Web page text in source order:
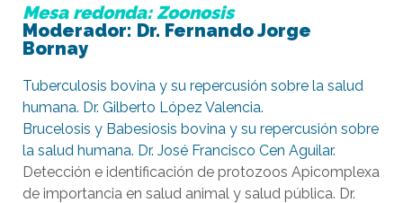
Mesa redonda: Zoonosis
Moderador: Dr. Fernando Jorge
Bornay
Tuberculosis bovina y su repercusión sobre la salud
humana. Dr. Gilberto López Valencia.
Brucelosis y Babesiosis bovina y su repercusión sobre
la salud humana. Dr. José Francisco Cen Aguilar.
Detección e identificación de protozoos Apicomplexa
de importancia en salud animal y salud pública. Dr.